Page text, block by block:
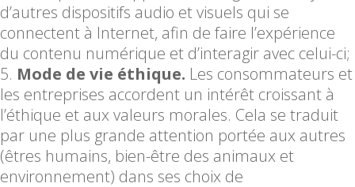
d’autres dispositifs audio et visuels qui se
connectent à Internet, afin de faire l’expérience
du contenu numérique et d’interagir avec celui-ci;
Mode de vie éthique. Les consommateurs et
les entreprises accordent un intérêt croissant à
l’éthique et aux valeurs morales. Cela se traduit
par une plus grande attention portée aux autres
(êtres humains, bien-être des animaux et
environnement) dans ses choix de